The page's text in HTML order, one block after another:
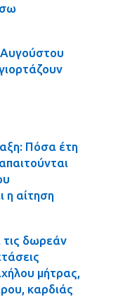
Πόσα έτη
η αίτηση
τις δωρεάν
μήτρας,
καρδιάς